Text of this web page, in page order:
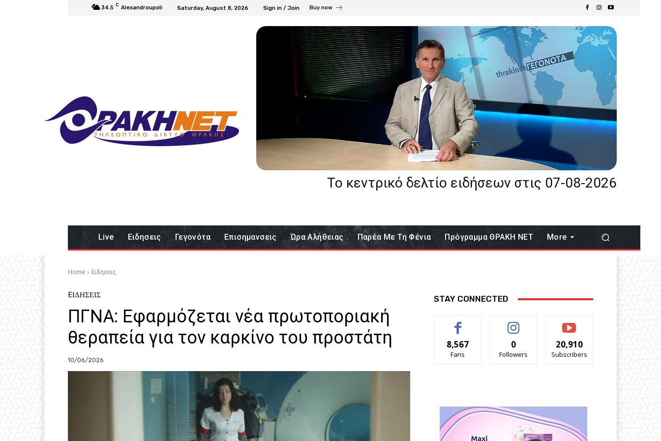
34.5 C Alexandroupoli Saturday, August 8, 2026 Sign in / Join Buy now
Το κεντρικό δελτίο ειδήσεων στις 07-08-2026
Live Eιδησεις Γεγονότα Επισημανσεις Ώρα Αλήθειας Παρέα Με Τη Φένια Πρόγραμμα ΘΡΑΚΗ ΝΕΤ More
Home Eιδησεις
EΙΔΗΣΕΙΣ
ΠΓΝΑ: Εφαρμόζεται νέα πρωτοποριακή
θεραπεία για τον καρκίνο του προστάτη
10/06/2026
STAY CONNECTED
8,567
Fans
0
Followers
20,910
Subscribers